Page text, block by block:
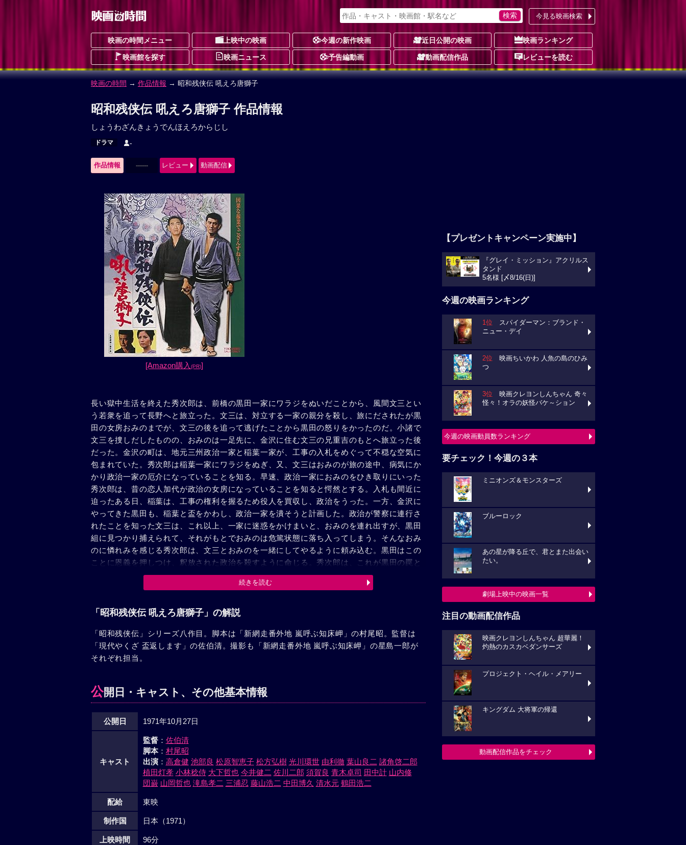
今見る映画検索
映画の時間メニュー 上映中の映画 今週の新作映画 近日公開の映画 映画ランキング
映画館を探す 映画ニュース 予告編動画 動画配信作品 レビューを読む
映画の時間 → 作品情報 → 昭和残侠伝 吼えろ唐獅子
昭和残侠伝 吼えろ唐獅子 作品情報
しょうわざんきょうでんほえろからじし
ドラマ -
作品情報 ------ レビュー 動画配信
[Amazon購入(PR)]
長い獄中生活を終えた秀次郎は、前橋の黒田一家にワラジをぬいだことから、風間文三とい
う若衆を追って長野へと旅立った。文三は、対立する一家の親分を殺し、旅にだされたが黒
田の女房おみのまでが、文三の後を追って逃げたことから黒田の怒りをかったのだ。小諸で
文三を捜しだしたものの、おみのは一足先に、金沢に住む文三の兄重吉のもとへ旅立った後
だった。金沢の町は、地元三州政治一家と稲葉一家が、工事の入札をめぐって不穏な空気に
包まれていた。秀次郎は稲葉一家にワラジをぬぎ、又、文三はおみのが旅の途中、病気にか
かり政治一家の厄介になっていることを知る。早速、政治一家におみのをひき取りにいった
秀次郎は、昔の恋人加代が政治の女房になっていることを知ると愕然とする。入札も間近に
迫ったある日、稲葉は、工事の権利を握るため役人を買収し、政治をうった。一方、金沢に
やってきた黒田も、稲葉と盃をかわし、政治一家を潰そうと計画した。政治が警察に連行さ
れたことを知った文三は、これ以上、一家に迷惑をかけまいと、おみのを連れ出すが、黒田
組に見つかり捕えられて、それがもとでおみのは危篤状態に落ち入ってしまう。そんなおみ
のに憐れみを感じる秀次郎は、文三とおみのを一緒にしてやるように頼み込む。黒田はこの
ことに恩義を押しつけ、釈放された政治を殺すように命じる。秀次郎は、これが黒田の罠と
も知らず、文三とおみののことを条件に政治を斬った。が、それから数時間後、文三とおみ
のが黒田のために殺されたことを知らされる。しばらく後、ドス持った秀次郎と風間重吉は
続きを読む
「昭和残侠伝 吼えろ唐獅子」の解説
「昭和残侠伝」シリーズ八作目。脚本は「新網走番外地 嵐呼ぶ知床岬」の村尾昭。監督は
「現代やくざ 盃返します」の佐伯清。撮影も「新網走番外地 嵐呼ぶ知床岬」の星島一郎が
それぞれ担当。
公開日・キャスト、その他基本情報
公開日 1971年10月27日
キャスト
監督： 佐伯清
脚本： 村尾昭
出演： 高倉健 池部良 松原智恵子 松方弘樹 光川環世 由利徹 葉山良二 諸角啓二郎
植田灯孝 小林稔侍 大下哲也 今井健二 佐川二郎 須賀良 青木卓司 田中計 山内修
団巌 山岡哲也 滝島孝二 三浦忍 藤山浩二 中田博久 清水元 鶴田浩二
配給 東映
制作国 日本（1971）
上映時間 96分
【プレゼントキャンペーン実施中】
『グレイ・ミッション』アクリルス
タンド
5名様 [〆8/16(日)]
今週の映画ランキング
1位 スパイダーマン：ブランド・
ニュー・デイ
2位 映画ちいかわ 人魚の島のひみ
つ
3位 映画クレヨンしんちゃん 奇々
怪々！オラの妖怪バケ～ション
今週の映画動員数ランキング
要チェック！今週の３本
ミニオンズ＆モンスターズ
ブルーロック
あの星が降る丘で、君とまた出会い
たい。
劇場上映中の映画一覧
注目の動画配信作品
映画クレヨンしんちゃん 超華麗！
灼熱のカスカベダンサーズ
プロジェクト・ヘイル・メアリー
キングダム 大将軍の帰還
動画配信作品をチェック